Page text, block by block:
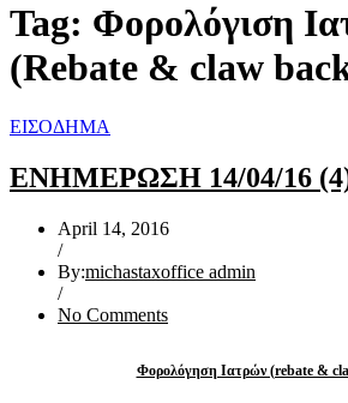
Tag: Φορολόγιση
(Rebate & claw
ΕΙΣΟΔΗΜΑ
ΕΝΗΜΕΡΩΣΗ 14/04/16
April 14, 2016
/
By:michastaxoffice admin
/
No Comments
Φορολόγηση Ιατρών (rebate &